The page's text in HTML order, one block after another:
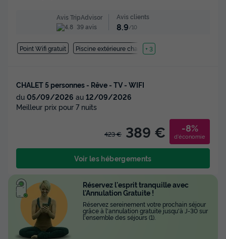
Avis TripAdvisor
39 avis
Avis clients
8.9/10
Point Wifi gratuit Piscine extérieure chauffée
+ 3
CHALET 5 personnes - Rêve - TV - WIFI
du 05/09/2026 au 12/09/2026
Meilleur prix pour 7 nuits
423 € 389 € -8%
d'économie
Voir les hébergements
Réservez l'esprit tranquille avec
l'Annulation Gratuite !
Réservez sereinement votre prochain séjour
grâce à l'annulation gratuite jusqu'à J-30 sur
l'ensemble des séjours (1).